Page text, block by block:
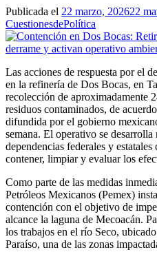
Publicada el 22 marzo, 202622
CuestionesdePolítica
Las acciones de respuesta por el
en la refinería de Dos Bocas, en
recolección de aproximadamente
residuos contaminados, de
difundida por el gobierno
semana. El operativo se desarrolla
dependencias federales y
contener, limpiar y evaluar los
Como parte de las medidas
Petróleos Mexicanos (Pemex)
contención con el objetivo de
alcance la laguna de Mecoacán.
los trabajos en el río Seco,
Paraíso, una de las zonas